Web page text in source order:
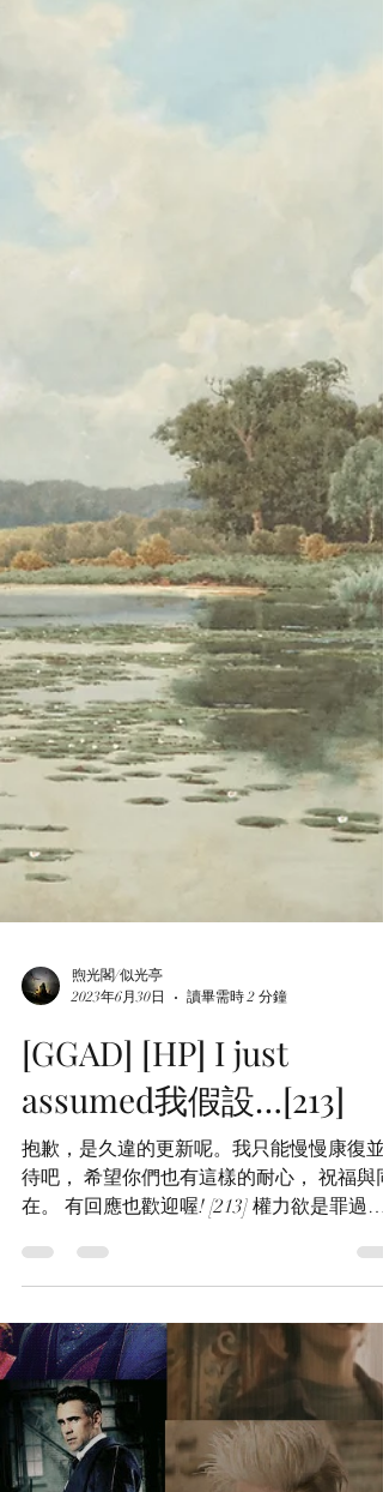
的，在這一切之前，我一直以為，說人「非
煦光閣/似光亭
2023年6月30日
讀畢需時 2 分鐘
[GGAD] [HP] I just
assumed我假設…[213]
抱歉，是久違的更新呢。我只能慢慢康復並
待吧， 希望你們也有這樣的耐心， 祝福與同
在。 有回應也歡迎喔! [213] 權力欲是罪過
嗎，有某種天賦/性格是罪過嗎，殺人是罪過
嗎？ …愛，是罪過嗎？ 愛大抵是一種不容褻
瀆的罪過，是一種各種魔神都要嘖嘖稱羨的
過。...